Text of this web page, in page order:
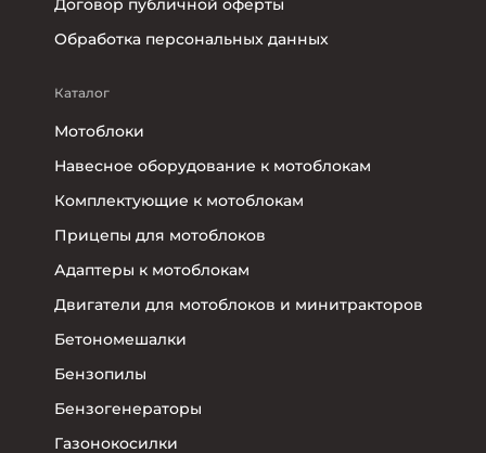
Договор публичной оферты
Обработка персональных данных
Каталог
Мотоблоки
Навесное оборудование к мотоблокам
Комплектующие к мотоблокам
Прицепы для мотоблоков
Адаптеры к мотоблокам
Двигатели для мотоблоков и минитракторов
Бетономешалки
Бензопилы
Бензогенераторы
Газонокосилки